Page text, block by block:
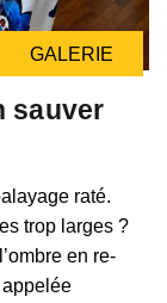
GALERIE
sauver
raté.
trop larges ?
en re-